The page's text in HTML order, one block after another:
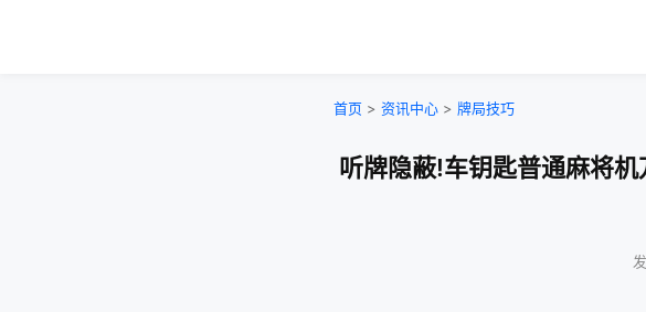
首页 > 资讯中心 > 牌局技巧
听牌隐蔽!车钥匙普通麻将